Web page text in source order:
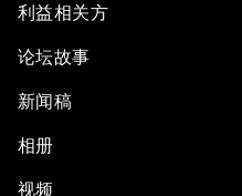
利益相关方
论坛故事
新闻稿
相册
视频